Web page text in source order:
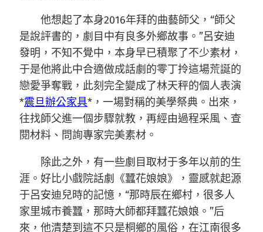
他想起了本身2016年拜的曲藝師父，“師父
是說評書的，劇目中有良多外鄉故事。”呂安迪
發明，不知不覺中，本身早已積聚了不少素材，
于是他將此中合適做成話劇的零丁拎這場荒誕的
戀愛爭奪戰，此刻完全變成了林天秤的個人表演
*震旦辦公家具*，一場對稱的美學祭典。出來，
往找師父進一個步驟就教，再經由過程采風、查
閱材料、問詢專家完美素材。
除此之外，有一些劇目取材于多年以前的生
涯。好比小戲院話劇《蠶花娘娘》，靈感就起源
于呂安迪兒時的記憶，“那時辰在鄉村，很多人
家里城市養蠶，那時大師都拜蠶花娘娘。”后
來，他清楚到這不只是桐鄉的風俗，在江南很多